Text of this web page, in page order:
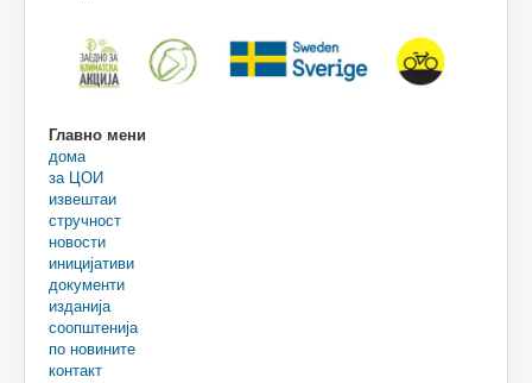
Главно мени
дома
за ЦОИ
извештаи
стручност
новости
иницијативи
документи
изданија
соопштенија
по новините
контакт